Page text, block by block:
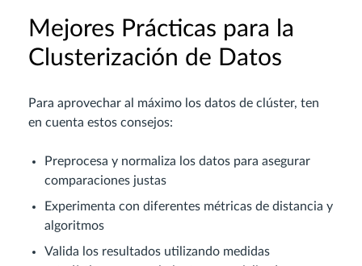
Mejores Prácticas para la
Clusterización de Datos
Para aprovechar al máximo los datos de clúster, ten
en cuenta estos consejos:
Preprocesa y normaliza los datos para asegurar
comparaciones justas
Experimenta con diferentes métricas de distancia y
algoritmos
Valida los resultados utilizando medidas